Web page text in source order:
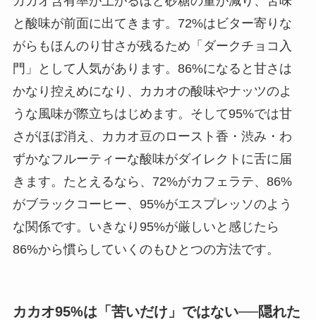
と酸味が前面に出てきます。72%はビター寄りな
がらもほんのり甘さが残るため「ダークチョコ入
門」として人気があります。86%になると甘さは
かなり控えめになり、カカオの酸味やナッツのよ
うな風味が際立ちはじめます。そして95%では甘
さがほぼ消え、カカオ豆のロースト香・渋み・わ
ずかなフルーティーな酸味がダイレクトに舌に届
きます。たとえるなら、72%がカフェラテ、86%
がブラックコーヒー、95%がエスプレッソのよう
な関係です。いきなり95%が厳しいと感じたら
86%から慣らしていくのもひとつの方法です。
カカオ95%は「苦いだけ」ではない──隠れた